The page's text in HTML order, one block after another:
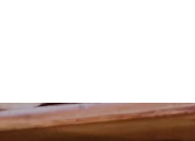
être éliminées en
de l'énergie produite